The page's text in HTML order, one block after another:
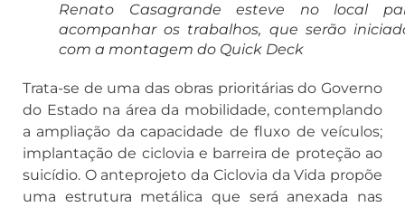
Renato Casagrande esteve no local
acompanhar os trabalhos, que serão
com a montagem do Quick Deck
Trata-se de uma das obras prioritárias do Governo
do Estado na área da mobilidade, contemplando
a ampliação da capacidade de fluxo de veículos;
implantação de ciclovia e barreira de proteção ao
suicídio. O anteprojeto da Ciclovia da Vida propõe
uma estrutura metálica que será anexada nas